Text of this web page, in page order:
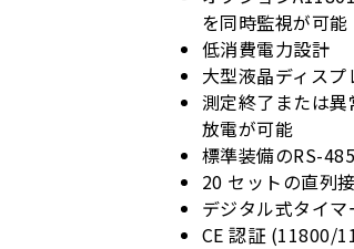
を同時監視が可能
低消費電力設計
大型液晶ディス
測定終了または
放電が可能
標準装備のRS-
20 セットの直列
デジタル式タイマ
CE 認証 (11800/